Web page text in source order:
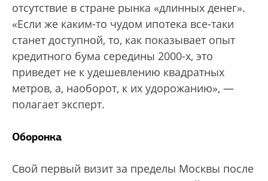
отсутствие в стране рынка «длинных денег».
«Если же каким-то чудом ипотека все-таки
станет доступной, то, как показывает опыт
кредитного бума середины 2000-х, это
приведет не к удешевлению квадратных
метров, а, наоборот, к их удорожанию», —
полагает эксперт.
Оборонка
Свой первый визит за пределы Москвы после